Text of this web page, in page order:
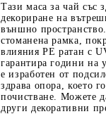
Тази маса за чай със
декориране на
външно
стоманена рамка,
влияния PE ратан с
гарантира години на
е изработен от
здрава опора, което
почистване. Можете
други декоративни